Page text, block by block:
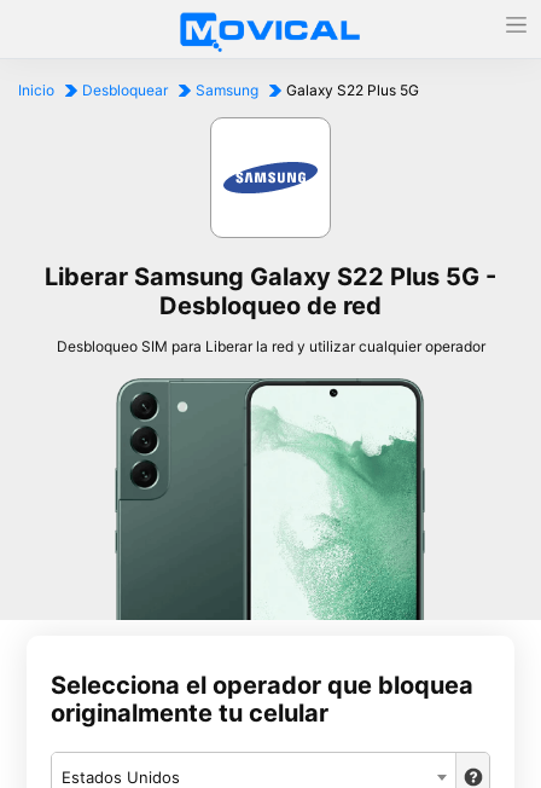
Inicio Desbloquear Samsung Galaxy S22 Plus 5G
Liberar Samsung Galaxy S22 Plus 5G -
Desbloqueo de red
Desbloqueo SIM para Liberar la red y utilizar cualquier operador
Selecciona el operador que bloquea
originalmente tu celular
Estados Unidos